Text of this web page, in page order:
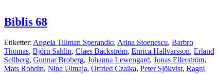
Biblis 68
Etiketter: Angela Tillman Sperandio, Arina Stoenescu, Barbro
Thomas, Björn Sahlin, Claes Bäckström, Enrica Hallvarsson, Erland
Sellberg, Gunnar Broberg, Johanna Lewengard, Jonas Ellerström,
Mats Rohdin, Nina Ulmaja, Otfried Czaika, Peter Sjökvist, Ragni